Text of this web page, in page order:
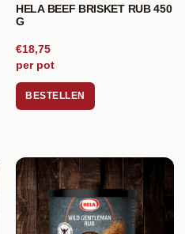
HELA BEEF BRISKET RUB 450
G
€18,75
per pot
BESTELLEN